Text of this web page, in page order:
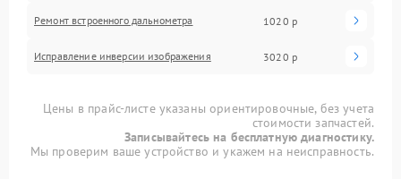
Ремонт встроенного дальнометра 1020 р
Исправление инверсии изображения 3020 р
Цены в прайс-листе указаны ориентировочные, без учета
стоимости запчастей.
Записывайтесь на бесплатную диагностику.
Мы проверим ваше устройство и укажем на неисправность.